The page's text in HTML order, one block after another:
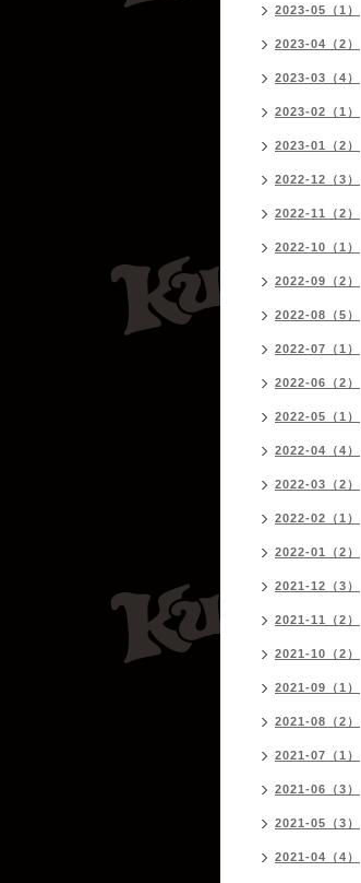
2023-05（1）
2023-04（2）
2023-03（4）
2023-02（1）
2023-01（2）
2022-12（3）
2022-11（2）
2022-10（1）
2022-09（2）
2022-08（5）
2022-07（1）
2022-06（2）
2022-05（1）
2022-04（4）
2022-03（2）
2022-02（1）
2022-01（2）
2021-12（3）
2021-11（2）
2021-10（2）
2021-09（1）
2021-08（2）
2021-07（1）
2021-06（3）
2021-05（3）
2021-04（4）